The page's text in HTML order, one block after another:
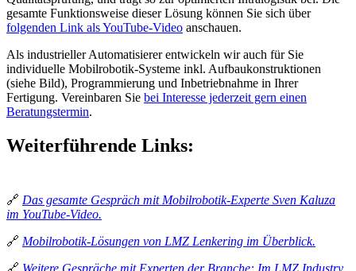
gesamte Funktionsweise dieser Lösung können Sie sich über
folgenden Link als YouTube-Video anschauen.
Als industrieller Automatisierer entwickeln wir auch für Sie
individuelle Mobilrobotik-Systeme inkl. Aufbaukonstruktionen
(siehe Bild), Programmierung und Inbetriebnahme in Ihrer
Fertigung. Vereinbaren Sie bei Interesse jederzeit gern einen
Beratungstermin.
Weiterführende Links:
🔗 Das gesamte Gespräch mit Mobilrobotik-Experte Sven Kaluza
im YouTube-Video.
🔗 Mobilrobotik-Lösungen von LMZ Lenkering im Überblick.
🔗 Weitere Gespräche mit Experten der Branche: Im LMZ Industry